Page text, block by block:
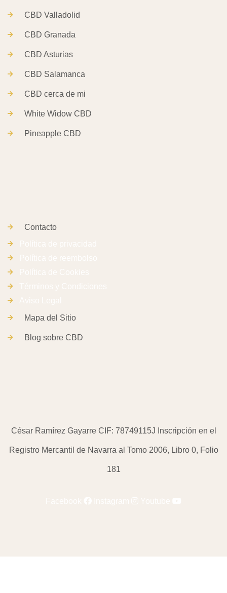
CBD Valladolid
CBD Granada
CBD Asturias
CBD Salamanca
CBD cerca de mi
White Widow CBD
Pineapple CBD
Contacto
Mapa del Sitio
Blog sobre CBD
César Ramírez Gayarre CIF: 78749115J Inscripción en el
Registro Mercantil de Navarra al Tomo 2006, Libro 0, Folio
181